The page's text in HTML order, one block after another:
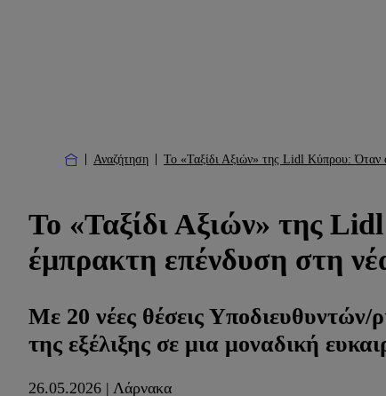
Αναζήτηση Το «Ταξίδι Αξιών» της Lidl Κύπρου: Όταν
Το «Ταξίδι Αξιών» της Lidl
έμπρακτη επένδυση στη
Με 20 νέες θέσεις Υποδιευθυντών/
της εξέλιξης σε μια μοναδική
26.05.2026 | Λάρνακα